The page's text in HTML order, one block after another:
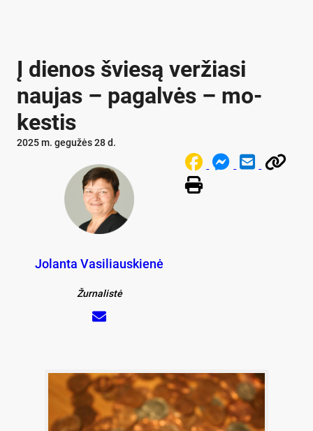
Į die­nos švie­są ver­žia­si
nau­jas – pa­gal­vės – mo­
kes­tis
2025 m. gegužės 28 d.
Jolanta Vasiliauskienė
Žurnalistė